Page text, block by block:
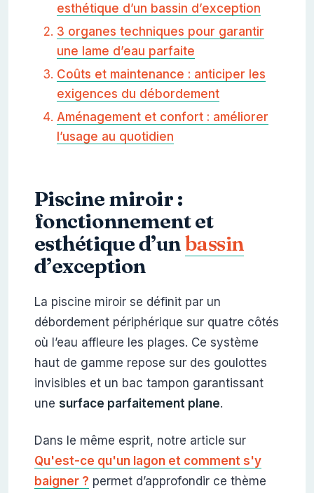
esthétique d’un bassin d’exception
3 organes techniques pour garantir
une lame d’eau parfaite
Coûts et maintenance : anticiper les
exigences du débordement
Aménagement et confort : améliorer
l’usage au quotidien
Piscine miroir :
fonctionnement et
esthétique d’unbassin
d’exception
La piscine miroir se définit par un
débordement périphérique sur quatre côtés
où l’eau affleure les plages. Ce système
haut de gamme repose sur des goulottes
invisibles et un bac tampon garantissant
une surface parfaitement plane.
Dans le même esprit, notre article sur
Qu'est-ce qu'un lagon et comment s'y
baigner ? permet d’approfondir ce thème